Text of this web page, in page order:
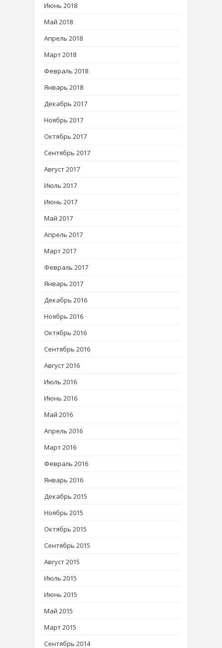
Июнь 2018
Май 2018
Апрель 2018
Март 2018
Февраль 2018
Январь 2018
Декабрь 2017
Ноябрь 2017
Октябрь 2017
Сентябрь 2017
Август 2017
Июль 2017
Июнь 2017
Май 2017
Апрель 2017
Март 2017
Февраль 2017
Январь 2017
Декабрь 2016
Ноябрь 2016
Октябрь 2016
Сентябрь 2016
Август 2016
Июль 2016
Июнь 2016
Май 2016
Апрель 2016
Март 2016
Февраль 2016
Январь 2016
Декабрь 2015
Ноябрь 2015
Октябрь 2015
Сентябрь 2015
Август 2015
Июль 2015
Июнь 2015
Май 2015
Март 2015
Сентябрь 2014